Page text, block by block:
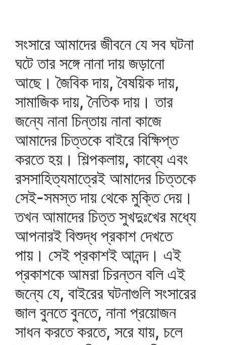
সংসারে আমাদের জীবনে যে সব ঘটনা
ঘটে তার সঙ্গে নানা দায় জড়ানো
আছে। জৈবিক দায়, বৈষয়িক দায়,
সামাজিক দায়, নৈতিক দায়। তার
জন্যে নানা চিন্তায় নানা কাজে
আমাদের চিত্তকে বাইরে বিক্ষিপ্ত
করতে হয়। শিল্পকলায়, কাব্যে এবং
রসসাহিত্যমাত্রেই আমাদের চিত্তকে
সেই-সমস্ত দায় থেকে মুক্তি দেয়।
তখন আমাদের চিত্ত সুখদুঃখের মধ্যে
আপনারই বিশুদ্ধ প্রকাশ দেখতে
পায়। সেই প্রকাশই আনন্দ। এই
প্রকাশকে আমরা চিরন্তন বলি এই
জন্যে যে, বাইরের ঘটনাগুলি সংসারের
জাল বুনতে বুনতে, নানা প্রয়োজন
সাধন করতে করতে, সরে যায়, চলে